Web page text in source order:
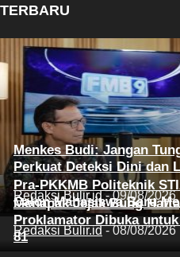
TERBARU
Menkes Budi: Jangan
Perkuat Deteksi Dini dan
Redaksi Bulir.id - 09/08/2026
Pra-PKKMB Politeknik
Calon Mahasiswa Baru
Redaksi Bulir.id - 08/08/2026
Menapak Jejak Bung
Proklamator Dibuka
81